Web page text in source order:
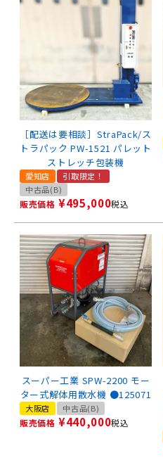
［配送は要相談］StraPack/ス
トラパック PW-1521 パレット
ストレッチ包装機
愛知店
引取限定！
中古品(B)
販売価格 ¥495,000税込
スーパー工業 SPW-2200 モー
ター式解体用散水機 ●125071
大阪店 中古品(B)
販売価格 ¥440,000税込